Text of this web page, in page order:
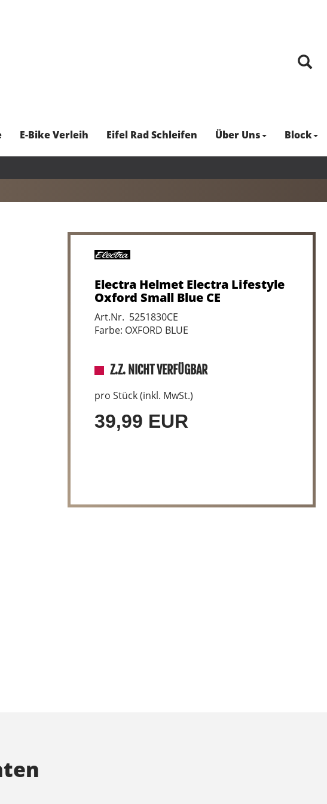
E-Bike Verleih Eifel Rad Schleifen Über Uns Block
Electra Helmet Electra Lifestyle
Oxford Small Blue CE
Art.Nr. 5251830CE
Farbe: OXFORD BLUE
Z.Z. NICHT VERFÜGBAR
pro Stück (inkl. MwSt.)
39,99 EUR